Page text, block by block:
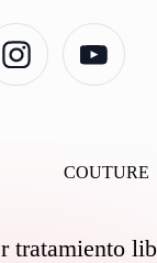
youtube.com
COUTURE
tratamiento